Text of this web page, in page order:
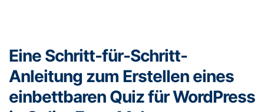
Eine Schritt-für-Schritt-
Anleitung zum Erstellen eines
einbettbaren Quiz für WordPress